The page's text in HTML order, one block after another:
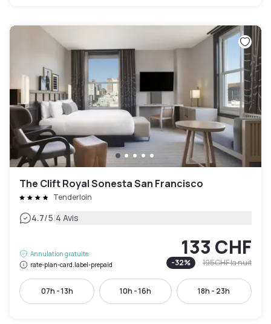
The Clift Royal Sonesta San Francisco
Tenderloin
4.7/5|4 Avis
Annulation gratuite
rate-plan-card.label-prepaid
133 CHF
-32% 195 CHFla nuit
07h - 13h 10h - 16h 18h - 23h